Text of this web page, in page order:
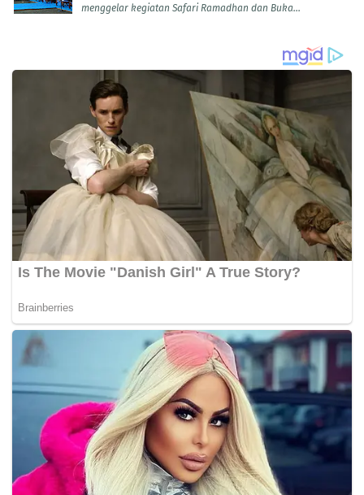
menggelar kegiatan Safari Ramadhan dan Buka...